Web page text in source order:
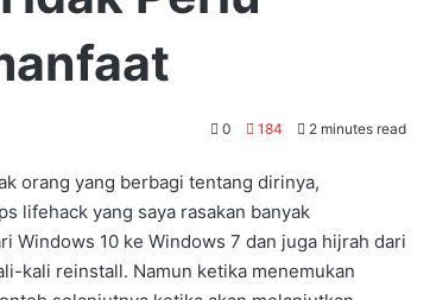
0 184 2 minutes read
orang yang berbagi tentang dirinya,
lifehack yang saya rasakan banyak
Windows 10 ke Windows 7 dan juga hijrah dari
kali reinstall. Namun ketika menemukan